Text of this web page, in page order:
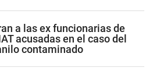
a las ex funcionarias de
acusadas en el caso del
contaminado